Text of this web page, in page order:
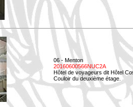
06 - Menton
20160600566NUC2A
Hôtel de voyageurs dit Hôtel
Couloir du deuxième étage.